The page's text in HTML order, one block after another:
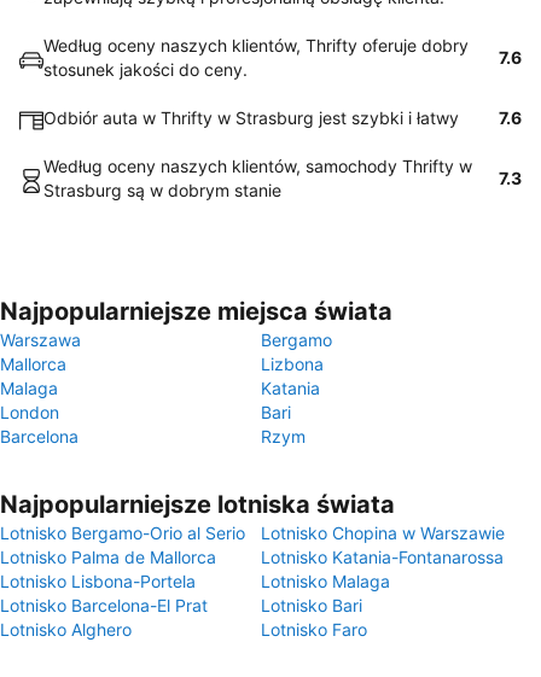
Według oceny naszych klientów, Thrifty oferuje dobry
stosunek jakości do ceny.
7.6
Odbiór auta w Thrifty w Strasburg jest szybki i łatwy 7.6
Według oceny naszych klientów, samochody Thrifty w
Strasburg są w dobrym stanie
7.3
Najpopularniejsze miejsca świata
Warszawa
Bergamo
Mallorca
Lizbona
Malaga
Katania
London
Bari
Barcelona
Rzym
Najpopularniejsze lotniska świata
Lotnisko Bergamo-Orio al Serio
Lotnisko Chopina w Warszawie
Lotnisko Palma de Mallorca
Lotnisko Katania-Fontanarossa
Lotnisko Lisbona-Portela
Lotnisko Malaga
Lotnisko Barcelona-El Prat
Lotnisko Bari
Lotnisko Alghero
Lotnisko Faro